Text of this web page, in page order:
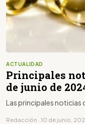
ACTUALIDAD
Principales
de junio de
Las principales noticias
Redacción · 10 de junio,